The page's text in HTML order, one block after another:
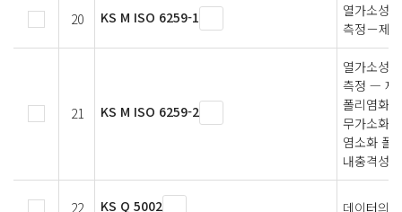
20 KS M ISO 6259-1
열가소성
측정－제1
21 KS M ISO 6259-2
열가소성
측정 — 제
폴리염화
무가소화
염소화 폴
내충격성
22 KS Q 5002 데이터의